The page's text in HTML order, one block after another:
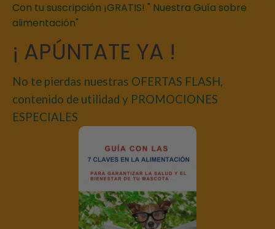
Con tu suscripción ¡GRATIS! " Nuestra Guía sobre
alimentación"
¡ APÚNTATE YA !
No te pierdas nuestras OFERTAS FLASH,
contenido de utilidad y PROMOCIONES
ESPECIALES